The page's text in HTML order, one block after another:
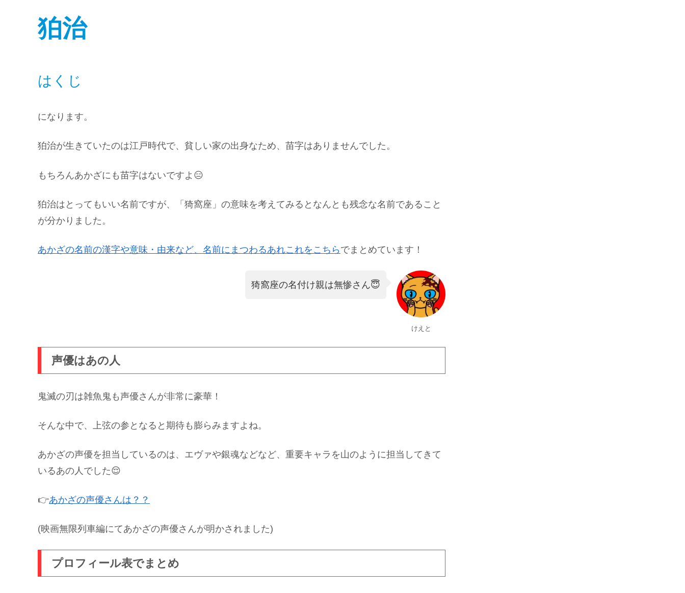
狛治
はくじ
になります。
狛治が生きていたのは江戸時代で、貧しい家の出身なため、苗字はありませんでした。
もちろんあかざにも苗字はないですよ😑
狛治はとってもいい名前ですが、「猗窩座」の意味を考えてみるとなんとも残念な名前であること
が分かりました。
あかざの名前の漢字や意味・由来など、名前にまつわるあれこれをこちら でまとめています！
けえと
猗窩座の名付け親は無惨さん😇
声優はあの人
鬼滅の刃は雑魚鬼も声優さんが非常に豪華！
そんな中で、上弦の参となると期待も膨らみますよね。
あかざの声優を担当しているのは、エヴァや銀魂などなど、重要キャラを山のように担当してきて
いるあの人でした😌
👉あかざの声優さんは？？
(映画無限列車編にてあかざの声優さんが明かされました)
プロフィール表でまとめ